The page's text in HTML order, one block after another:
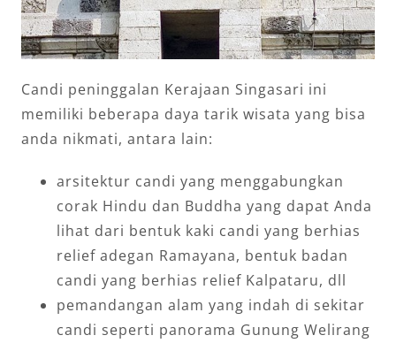
Candi peninggalan Kerajaan Singasari ini
memiliki beberapa daya tarik wisata yang bisa
anda nikmati, antara lain:
arsitektur candi yang menggabungkan
corak Hindu dan Buddha yang dapat Anda
lihat dari bentuk kaki candi yang berhias
relief adegan Ramayana, bentuk badan
candi yang berhias relief Kalpataru, dll
pemandangan alam yang indah di sekitar
candi seperti panorama Gunung Welirang